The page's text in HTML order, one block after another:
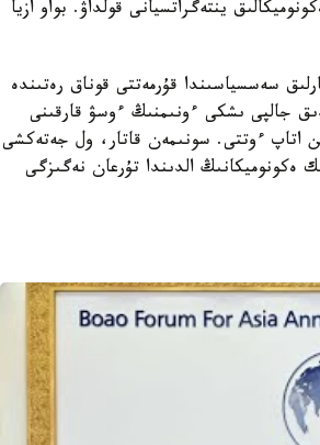
ينتەگراتسيانى قولداۋ. بواو ازيا
سەسسياسىندا قۇرمەتتى قوناق رەتىندە
جالپى ىشكى ءونىمنىڭ ءوسۋ قارقىنى
اتاپ ءوتتى. سونىمەن قاتار، ول جەتەكشى
ەكونوميكانىڭ الدىندا تۇرعان نەگىزگى